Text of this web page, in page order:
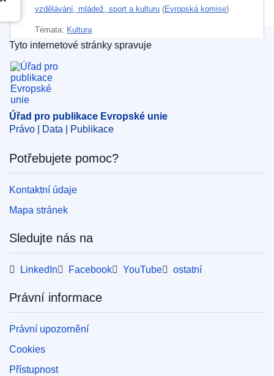
vzdělávání, mládež, sport a kulturu (Evropská komise)
Témata: Kultura
kvalifikace
spolupráce v oblasti vzdělávání
Released on EU publications website:2019-06-03
Úřad pro publikace Evropské unie
Tyto internetové stránky spravuje
Úřad pro publikace Evropské unie
Právo | Data | Publikace
Potřebujete pomoc?
Kontaktní údaje
Mapa stránek
Sledujte nás na
LinkedIn Facebook YouTube ostatní
Právní informace
Právní upozornění
Cookies
Přístupnost